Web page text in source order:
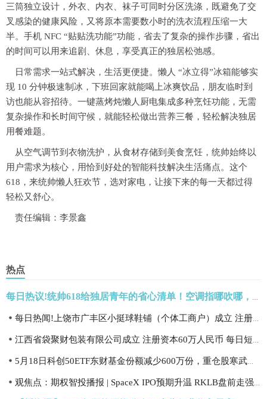
三筒独立设计，外衣、内衣、袜子可同时分区洗涤，既避免了交
叉感染的健康风险，又将原本需要数小时的洗衣流程压缩一大
半。手机 NFC “贴贴洗功能”功能，省去了复杂的操作步骤，省出
的时间可以用来追剧、休息，享受真正的独居松弛感。
日常需求一站式解决，生活更便捷。懒人 “冰立得”冰箱能够实
现 10 分钟极速制冰，下班回家就能喝上冰爽饮品，朋友临时到
访也能从容招待。一键蒸烤炖懒人厨电集成多种烹饪功能，无需
复杂操作和长时间守候，就能轻松做出营养三餐，轻松解决独居
用餐难题。
从空气调节到衣物洗护，从食材存储到美食烹饪，统帅始终以
用户需求为核心，用恰到好处的智能科技解决生活痛点。这个
618，来统帅懒人狂欢节，选对家电，让接下来的每一天都过得
轻松又舒心。
责任编辑：李景鑫
热点
每日热议!统帅618给独居青年的省心清单！空调指哪吹哪，脏衣一机搞定
每日热闻!上饶市广丰区小挺球鞋铺（个体工商户）成立 注册资本10万人民币
江西省袋聚财包装有限公司成立 注册资本60万人民币 每日短讯
5月18日科创50ETF东财基金份额减少600万份，重仓股寒武纪、海光信息、中芯国际
观焦点：期权智投播报 | SpaceX IPO预期升温 RKLB盘前走强 POET再度大涨